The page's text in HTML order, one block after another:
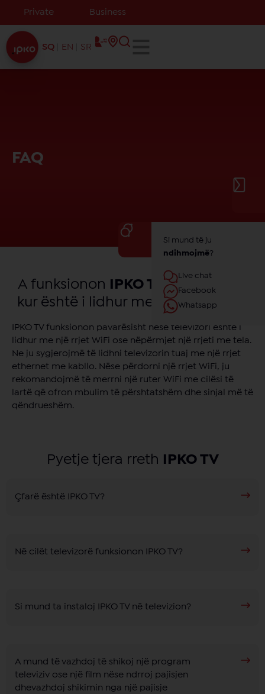
Private Business
SQ EN SR
FAQ
A funksionon IPKO TVnë televizor
kur është i lidhur me një rrjet WiFi?
IPKO TV funksionon pavarësisht nëse televizori është i
lidhur me një rrjet WiFi ose nëpërmjet një rrjeti me tela.
Ne ju sygjerojmë të lidhni televizorin tuaj me një rrjet
ethernet me kabllo. Nëse përdorni një rrjet WiFi, ju
rekomandojmë të merrni një ruter WiFi me cilësi të
lartë që ofron mbulim të përshtatshëm dhe sinjal më të
qëndrueshëm.
Pyetje tjera rreth IPKO TV
Çfarë është IPKO TV?
Në cilët televizorë funksionon IPKO TV?
Si mund ta instaloj IPKO TV në televizion?
A mund të vazhdoj të shikoj një program
televiziv ose një film nëse ndrroj pajisjen
dhevazhdoj shikimin nga një pajisje
Si mund të ju
ndihmojmë?
Live chat
Facebook
Whatsapp